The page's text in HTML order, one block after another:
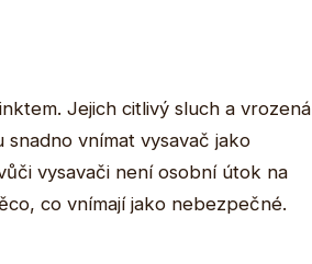
Jejich citlivý sluch a vrozená
vnímat vysavač jako
vysavači není osobní útok na
co vnímají jako nebezpečné.